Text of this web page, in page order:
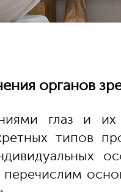
органов
глаз и их
типов